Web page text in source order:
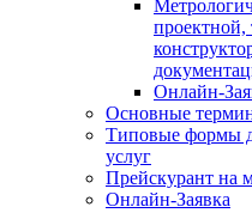
проектной,
Онлайн-
Основные
Типовые формы
услуг
Прейскурант на
Онлайн-Заявка